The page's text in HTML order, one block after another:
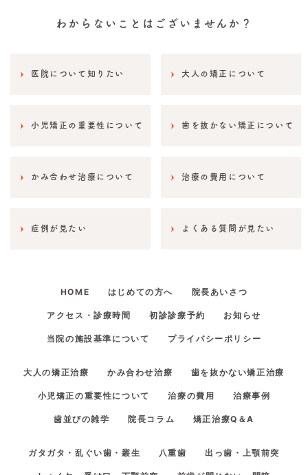
わからないことはございませんか？
医院について知りたい 大人の矯正について
小児矯正の重要性について 歯を抜かない矯正について
かみ合わせ治療について 治療の費用について
症例が見たい よくある質問が見たい
HOME はじめての方へ 院長あいさつ
アクセス・診療時間 初診診療予約 お知らせ
当院の施設基準について プライバシーポリシー
大人の矯正治療 かみ合わせ治療 歯を抜かない矯正治療
小児矯正の重要性について 治療の費用 治療事例
歯並びの雑学 院長コラム 矯正治療Q＆A
ガタガタ・乱ぐい歯・叢生 八重歯 出っ歯・上顎前突